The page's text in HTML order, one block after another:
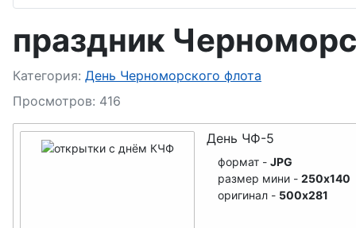
День военного топографа
День Службы горючего ВС
День подводника
День штурмана ВВС
День военных комиссариатов
праздник
Подробности
Категория: День Черноморского флота
Просмотров: 416
День ЧФ-5
формат - JPG
размер мини - 250x140
оригинал - 500x281